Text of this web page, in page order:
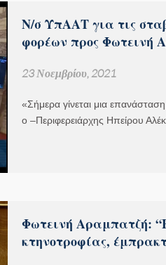
Ν/σ ΥπΑΑΤ για τις
φορέων προς Φωτεινή
23 Νοεμβρίου, 2021
«Σήμερα γίνεται μια
ο –Περιφερειάρχης Ηπείρου
Φωτεινή Αραμπατζή:
κτηνοτροφίας,